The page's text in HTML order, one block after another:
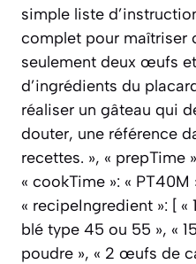
simple liste
complet pour maîtriser
seulement deux œufs
d’ingrédients du
réaliser un gâteau qui
douter, une référence
recettes. », « prepTime
« cookTime »: «
« recipeIngredient »: [
blé type 45 ou 55 », «
poudre », « 2 œufs de